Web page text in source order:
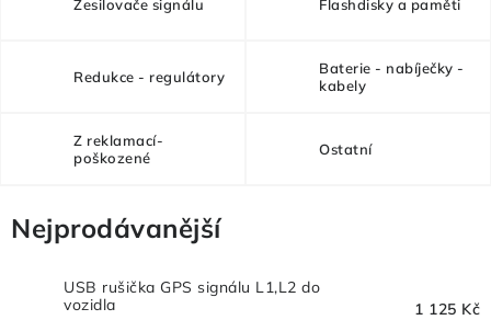
Z REKLAMACÍ- POŠKOZENÉ
OSTATNÍ
VELKOOBCHOD
Zesilovače signálu Flashdisky a paměti
Redukce - regulátory
Baterie - nabíječky -
kabely
Z reklamací-
poškozené
Ostatní
Nejprodávanější
USB rušička GPS signálu L1,L2 do
vozidla
1 125 Kč